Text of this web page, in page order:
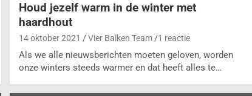
Houd jezelf warm in de winter met
haardhout
14 oktober 2021 Vier Balken Team 1 reactie
Als we alle nieuwsberichten moeten geloven, worden
onze winters steeds warmer en dat heeft alles te…